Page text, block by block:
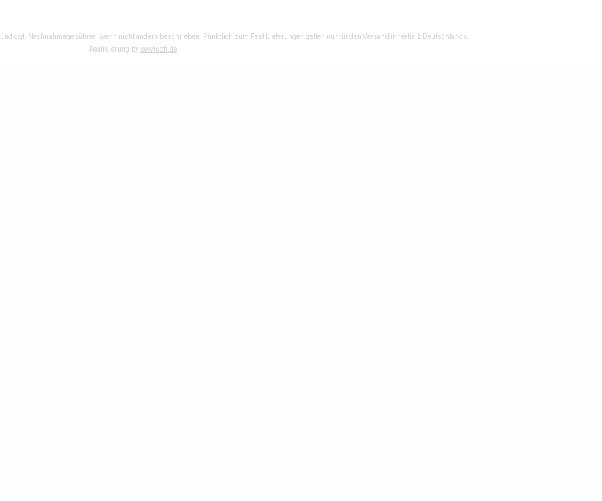
und ggf. Nachnahmegebühren, wenn nicht anders beschrieben. Pünktlich zum Fest Lieferungen gelten nur für den Versand innerhalb Deutschlands.
Realisierung by sewisoft.de